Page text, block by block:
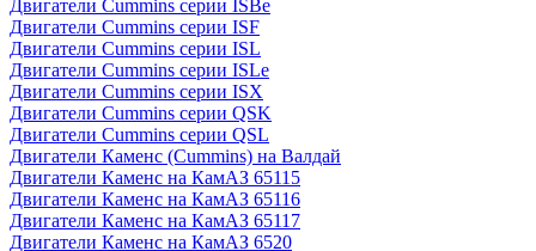
Двигатели Cummins серии ISBe
Двигатели Cummins серии ISF
Двигатели Cummins серии ISL
Двигатели Cummins серии ISLe
Двигатели Cummins серии ISX
Двигатели Cummins серии QSK
Двигатели Cummins серии QSL
Двигатели Каменс (Cummins) на Валдай
Двигатели Каменс на КамАЗ 65115
Двигатели Каменс на КамАЗ 65116
Двигатели Каменс на КамАЗ 65117
Двигатели Каменс на КамАЗ 6520